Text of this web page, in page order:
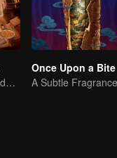
Mapa de Sabores da China
Once Upon a Bite